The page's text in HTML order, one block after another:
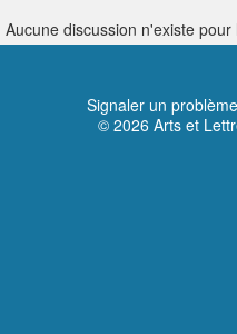
Aucune discussion n'existe pour
Signaler un problème
© 2026 Arts et